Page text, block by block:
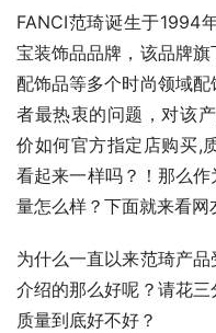
FANCI范琦诞生于1994
宝装饰品品牌，该品牌
配饰品等多个时尚领域
者最热衷的问题，对该
价如何官方指定店购买,
看起来一样吗？！那么
量怎么样？下面就来看网
为什么一直以来范琦产
介绍的那么好呢？请花
质量到底好不好？